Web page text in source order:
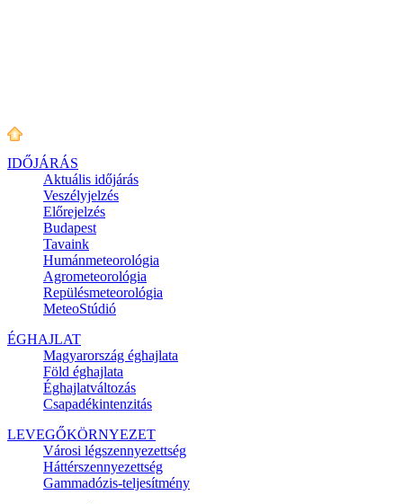
IDŐJÁRÁS
Aktuális időjárás
Veszélyjelzés
Előrejelzés
Budapest
Tavaink
Humánmeteorológia
Agrometeorológia
Repülésmeteorológia
MeteoStúdió
ÉGHAJLAT
Magyarország éghajlata
Föld éghajlata
Éghajlatváltozás
Csapadékintenzitás
LEVEGŐKÖRNYEZET
Városi légszennyezettség
Háttérszennyezettség
Gammadózis-teljesítmény